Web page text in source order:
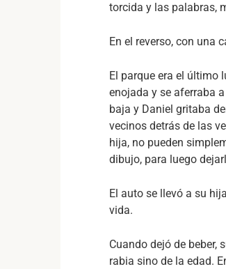
torcida y las palabras,
En el reverso, con una
El parque era el último
enojada y se aferraba
baja y Daniel gritaba
vecinos detrás de las
hija, no pueden
dibujo, para luego
El auto se llevó a su
vida.
Cuando dejó de beber,
rabia sino de la edad.